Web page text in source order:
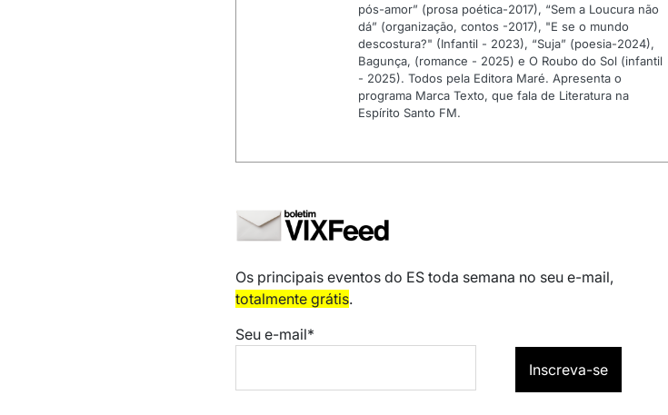
pós-amor” (prosa poética-2017), “Sem a Loucura não
dá” (organização, contos -2017), "E se o mundo
descostura?" (Infantil - 2023), “Suja” (poesia-2024),
Bagunça, (romance - 2025) e O Roubo do Sol (infantil
- 2025). Todos pela Editora Maré. Apresenta o
programa Marca Texto, que fala de Literatura na
Espírito Santo FM.
Os principais eventos do ES toda semana no seu e-mail,
totalmente grátis.
Seu e-mail*